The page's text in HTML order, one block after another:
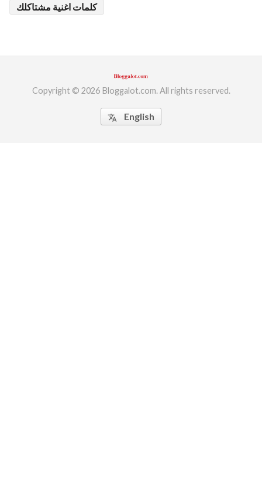
كلمات اغنية مشتاكلك
Copyright © 2026 Bloggalot.com. All rights reserved.
translate English